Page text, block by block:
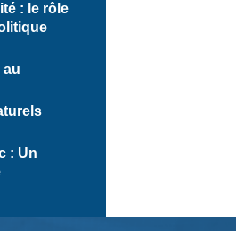
: le rôle
au
: Un